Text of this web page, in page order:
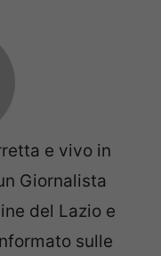
e vivo in
Giornalista
del Lazio e
sulle